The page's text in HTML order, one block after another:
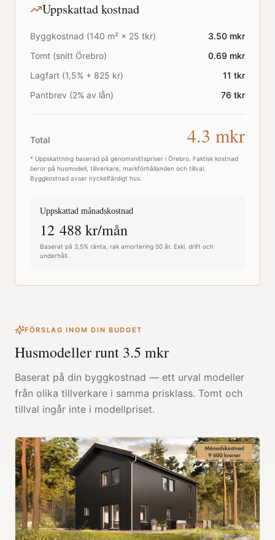
Uppskattad kostnad
Byggkostnad (140 m² × 25 tkr) 3.50 mkr
Tomt (snitt Örebro) 0.69 mkr
Lagfart (1,5% + 825 kr)
11 tkr
Pantbrev (2% av lån)
76 tkr
Total 4.3 mkr
* Uppskattning baserad på genomsnittspriser i Örebro . Faktisk kostnad
beror på husmodell, tillverkare, markförhållanden och tillval.
Byggkostnad avser nyckelfärdigt hus.
Uppskattad månadskostnad
12 488 kr/mån
Baserat på 3,5% ränta, rak amortering 50 år. Exkl. drift och
underhåll.
FÖRSLAG INOM DIN BUDGET
Husmodeller runt 3.5 mkr
Baserat på din byggkostnad — ett urval modeller
från olika tillverkare i samma prisklass. Tomt och
tillval ingår inte i modellpriset.